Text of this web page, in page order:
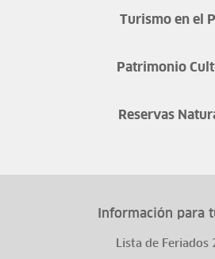
Turismo en el
Patrimonio
Reservas
Información para
Lista de Feriados